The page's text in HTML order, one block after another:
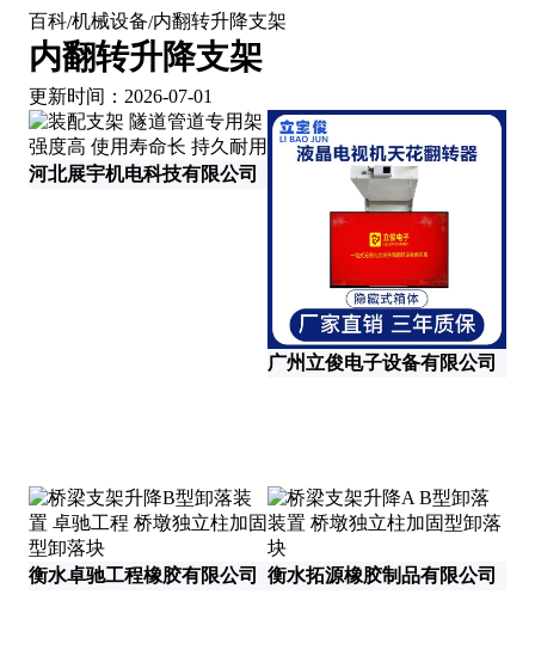
百科/机械设备/内翻转升降支架
内翻转升降支架
更新时间：2026-07-01
河北展宇机电科技有限公司
广州立俊电子设备有限公司
衡水卓驰工程橡胶有限公司 衡水拓源橡胶制品有限公司